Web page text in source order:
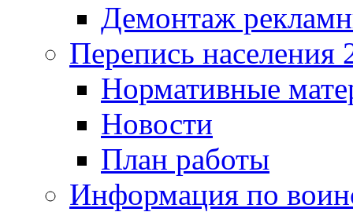
Демонтаж
Перепись населения
Нормативные
Новости
План работы
Информация по